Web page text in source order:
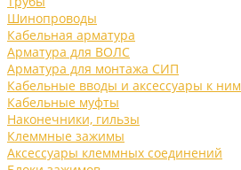
Шинопроводы
Кабельная арматура
Арматура для ВОЛС
Арматура для монтажа СИП
Кабельные вводы и аксессуары к ним
Кабельные муфты
Наконечники, гильзы
Клеммные зажимы
Аксессуары клеммных соединений